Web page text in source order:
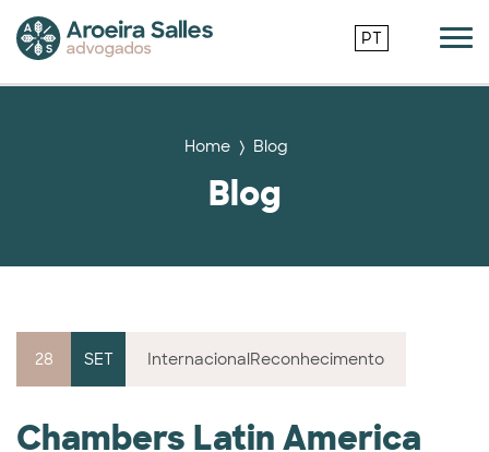
PT
Home Blog
Blog
28 SET InternacionalReconhecimento
Chambers Latin America